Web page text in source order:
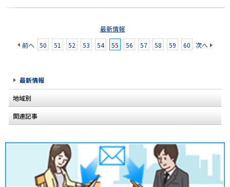
最新情報
前へ 50 51 52 53 54 55 56 57 58 59 60 次へ
最新情報
地域別
北海道
甲信越
関連記事